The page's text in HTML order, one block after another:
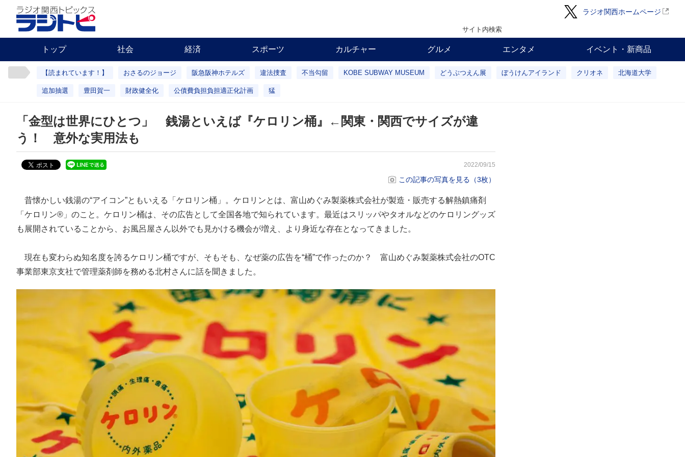
ラジオ関西ホームページ
サイト内検索
トップ 社会 経済 スポーツ カルチャー グルメ エンタメ イベント・新商品
【読まれています！】 おさるのジョージ 阪急阪神ホテルズ 違法捜査 不当勾留 KOBE SUBWAY MUSEUM どうぶつえん展 ぼうけんアイランド クリオネ 北海道大学
追加抽選 豊田賀一 財政健全化 公債費負担負担適正化計画 猛
「金型は世界にひとつ」 銭湯といえば『ケロリン桶』←関東・関西でサイズが違
う！ 意外な実用法も
2022/09/15
この記事の写真を見る（3枚）
昔懐かしい銭湯の“アイコン”ともいえる「ケロリン桶」。ケロリンとは、富山めぐみ製薬株式会社が製造・販売する解熱鎮痛剤
「ケロリン®」のこと。ケロリン桶は、その広告として全国各地で知られています。最近はスリッパやタオルなどのケロリングッズ
も展開されていることから、お風呂屋さん以外でも見かける機会が増え、より身近な存在となってきました。
現在も変わらぬ知名度を誇るケロリン桶ですが、そもそも、なぜ薬の広告を“桶”で作ったのか？ 富山めぐみ製薬株式会社のOTC
事業部東京支社で管理薬剤師を務める北村さんに話を聞きました。